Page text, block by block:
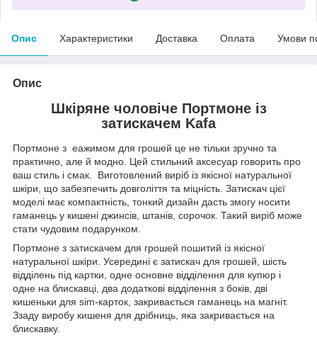
Опис Характеристики Доставка Оплата Умови
Опис
Шкіряне чоловіче Портмоне із
затискачем Kafa
Портмоне з еажимом для грошей це не тільки зручно та
практично, але й модно. Цей стильний аксесуар говорить про
ваш стиль і смак. Виготовлений виріб із якісної натуральної
шкіри, що забезпечить довголіття та міцність. Затискач цієї
моделі має компактність, тонкий дизайн дасть змогу носити
гаманець у кишені джинсів, штанів, сорочок. Такий виріб може
стати чудовим подарунком.
Портмоне з затискачем для грошей пошитий із якісної
натуральної шкіри. Усередині є затискач для грошей, шість
відділень під картки, одне основне відділення для купюр і
одне на блискавці, два додаткові відділення з боків, дві
кишеньки для sim-карток, закривається гаманець на магніт.
Ззаду виробу кишеня для дрібниць, яка закривається на
блискавку.